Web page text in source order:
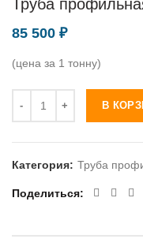
Труба
85 500 ₽
(цена за 1 тонну)
В
Категория: Труба
Поделиться